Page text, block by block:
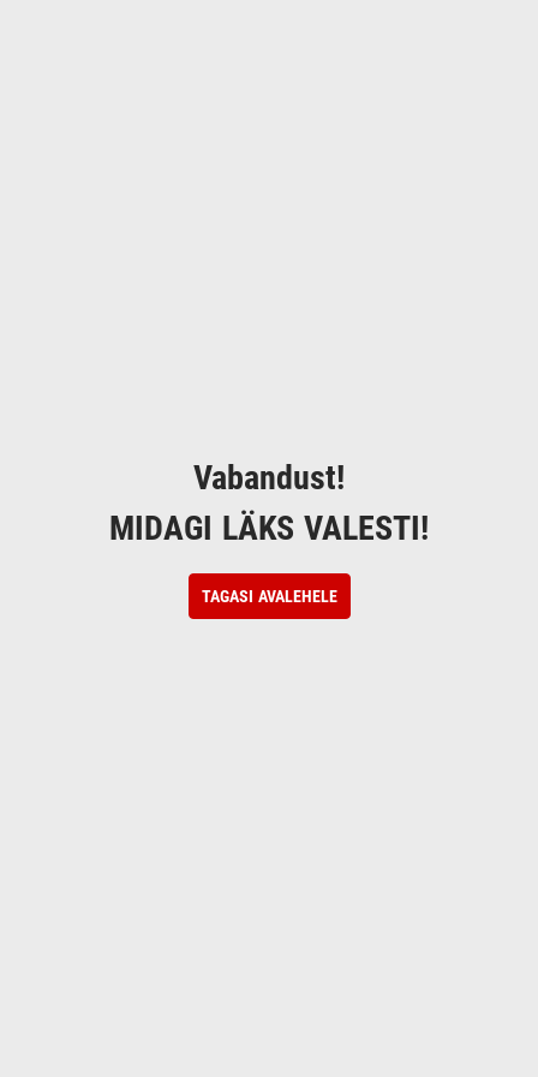
Vabandust!
MIDAGI LÄKS VALESTI!
TAGASI AVALEHELE